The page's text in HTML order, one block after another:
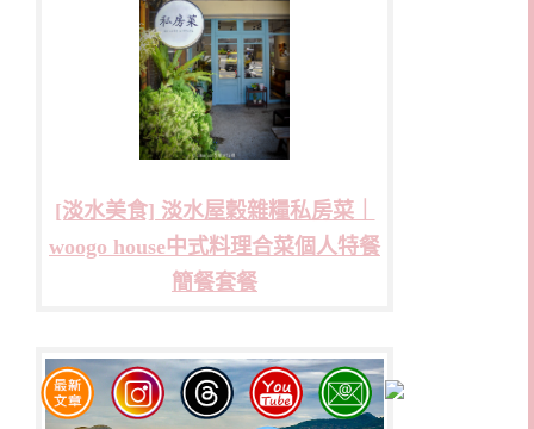
[淡水美食] 淡水屋穀雜糧私房菜｜
woogo house中式料理合菜個人特餐
簡餐套餐